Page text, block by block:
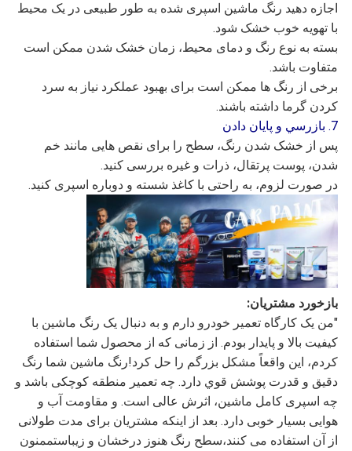
اجازه دهید رنگ ماشین اسپری شده به طور طبیعی در یک محیط
با تهویه خوب خشک شود.
بسته به نوع رنگ و دمای محیط، زمان خشک شدن ممکن است
متفاوت باشد.
برخی از رنگ ها ممکن است برای بهبود عملکرد نیاز به سرد
کردن گرما داشته باشند.
7. بازرسي و پايان دادن
پس از خشک شدن رنگ، سطح را برای نقص هایی مانند خم
شدن، پوست پرتقال، ذرات و غیره بررسی کنید.
در صورت لزوم، به راحتی با کاغذ شسته و دوباره اسپری کنید.
بازخورد مشتریان:
"من یک کارگاه تعمیر خودرو دارم و به دنبال یک رنگ ماشین با
کیفیت بالا و پایدار بودم. از زمانی که از محصول شما استفاده
کردم، این واقعاً مشکل بزرگم را حل کرد!رنگ ماشين شما رنگ
دقيق و قدرت پوشش قوي دارد. چه تعمیر منطقه کوچکی باشد و
چه اسپری کامل ماشین، اثرش عالی است. و مقاومت آب و
هوایی بسیار خوبی دارد. بعد از اینکه مشتریان برای مدت طولانی
از آن استفاده می کنند،سطح رنگ هنوز درخشان و زیباستممنون